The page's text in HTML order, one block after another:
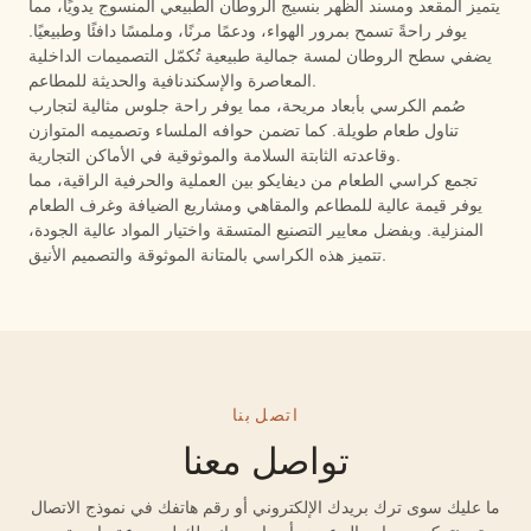
يتميز المقعد ومسند الظهر بنسيج الروطان الطبيعي المنسوج يدويًا، مما
يوفر راحةً تسمح بمرور الهواء، ودعمًا مرنًا، وملمسًا دافئًا وطبيعيًا.
يضفي سطح الروطان لمسة جمالية طبيعية تُكمّل التصميمات الداخلية
المعاصرة والإسكندنافية والحديثة للمطاعم.
صُمم الكرسي بأبعاد مريحة، مما يوفر راحة جلوس مثالية لتجارب
تناول طعام طويلة. كما تضمن حوافه الملساء وتصميمه المتوازن
وقاعدته الثابتة السلامة والموثوقية في الأماكن التجارية.
تجمع كراسي الطعام من ديفايكو بين العملية والحرفية الراقية، مما
يوفر قيمة عالية للمطاعم والمقاهي ومشاريع الضيافة وغرف الطعام
المنزلية. وبفضل معايير التصنيع المتسقة واختيار المواد عالية الجودة،
تتميز هذه الكراسي بالمتانة الموثوقة والتصميم الأنيق.
اتصل بنا
تواصل معنا
ما عليك سوى ترك بريدك الإلكتروني أو رقم هاتفك في نموذج الاتصال